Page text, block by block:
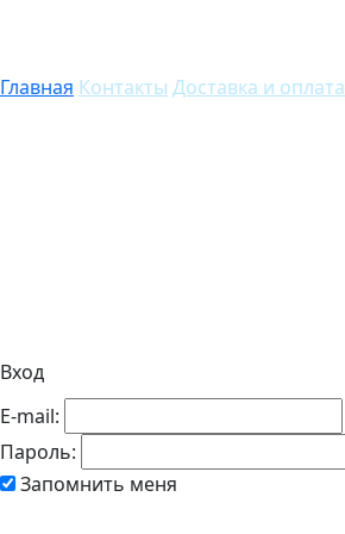
Главная Контакты Доставка и оплата
Вход
E-mail:
Пароль:
Запомнить меня